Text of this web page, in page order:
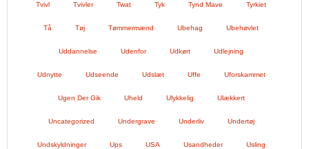
Tvivl Tvivler Twat Tyk Tynd Mave Tyrkiet
Tå Tøj Tømmermænd Ubehag Ubehøvlet
Uddannelse Udenfor Udkørt Udlejning
Udnytte Udseende Udslæt Uffe Uforskammet
Ugen Der Gik Uheld Ulykkelig Ulækkert
Uncategorized Undergrave Underliv Undertøj
Undskyldninger Ups USA Usandheder Usling